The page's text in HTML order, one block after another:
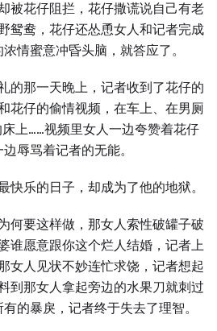
被花仔阻拦，花仔撒谎说自己有老
鸳鸯，花仔还怂恿女人和记者完成
情蜜意冲昏头脑，就答应了。
的那一天晚上，记者收到了花仔的
花仔的偷情视频，在车上、在男厕
上……视频里女人一边夸赞着花仔
辱骂着记者的无能。
快乐的日子，却成为了他的地狱。
何要这样做，那女人索性破罐子破
谁愿意跟你这个烂人结婚，记者上
女人见状不妙连忙求饶，记者想起
到那女人拿起旁边的水果刀就刺过
的暴戾，记者终于失去了理智。